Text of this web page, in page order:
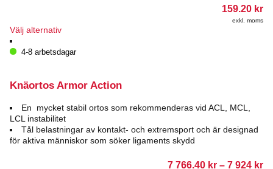
159.20 kr
exkl. moms
Välj alternativDen
produkten
varianter.
olika
alternativen
kan
väljas
4-8 arbetsdagar
Knäortos Armor Action
En mycket stabil ortos som rekommenderas vid ACL, MCL,
LCL instabilitet
Tål belastningar av kontakt- och extremsport och är designad
för aktiva människor som söker ligaments skydd
7 766.40 kr – 7 924 kr